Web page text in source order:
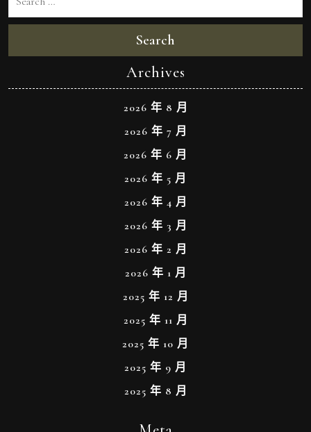
Search
Archives
2026 年 8 月
2026 年 7 月
2026 年 6 月
2026 年 5 月
2026 年 4 月
2026 年 3 月
2026 年 2 月
2026 年 1 月
2025 年 12 月
2025 年 11 月
2025 年 10 月
2025 年 9 月
2025 年 8 月